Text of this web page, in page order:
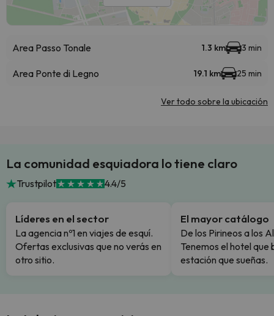
Area Passo Tonale 1.3 km 3 min
Area Ponte di Legno 19.1 km 25 min
Ver todo sobre la ubicación
La comunidad esquiadora lo tiene claro
Trustpilot 4.4/5
Líderes en el sector
La agencia nº1 en viajes de esquí.
Ofertas exclusivas que no verás en
otro sitio.
El mayor catálogo
De los Pirineos a los
Tenemos el hotel que
estación que sueñas.